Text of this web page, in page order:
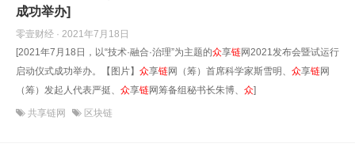
成功举办]
零壹财经 · 2021年7月18日
[2021年7月18日，以“技术·融合·治理”为主题的众享链网2021发布会暨试运行
启动仪式成功举办。【图片】 众享链网（筹）首席科学家斯雪明、 众享链网
（筹）发起人代表严挺、 众享链网筹备组秘书长朱博、 众]
共享链网 区块链